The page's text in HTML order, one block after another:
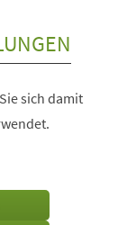
sich damit